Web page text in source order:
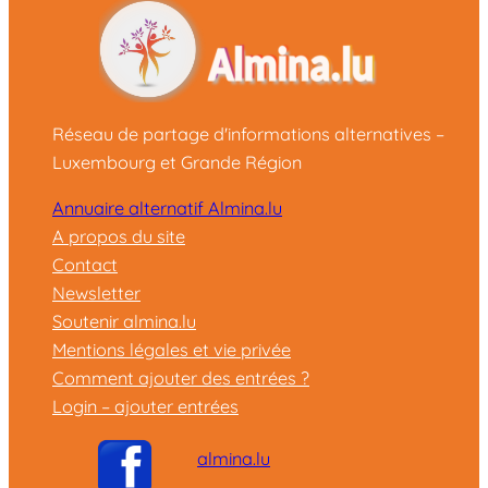
Réseau de partage d'informations alternatives –
Luxembourg et Grande Région
Annuaire alternatif Almina.lu
A propos du site
Contact
Newsletter
Soutenir almina.lu
Mentions légales et vie privée
Comment ajouter des entrées ?
Login – ajouter entrées
almina.lu